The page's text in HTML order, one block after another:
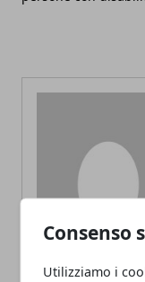
Consenso
Utilizziamo i